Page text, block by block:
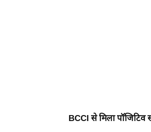
BCCI से मिला